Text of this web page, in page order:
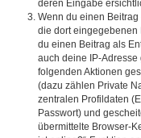
deren Eingabe
Wenn du einen
die dort eingegebenen
du einen Beitrag als
auch deine IP-
folgenden Aktionen
(dazu zählen Private
zentralen Profildaten
Passwort) und
übermittelte Browser-